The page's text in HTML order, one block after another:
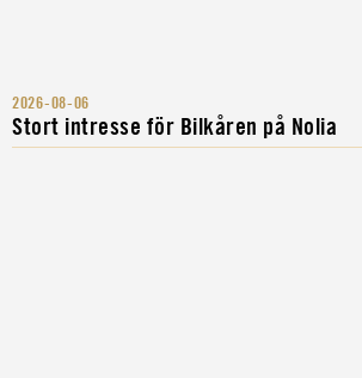
2026-08-06
Stort intresse för Bilkåren på Nolia